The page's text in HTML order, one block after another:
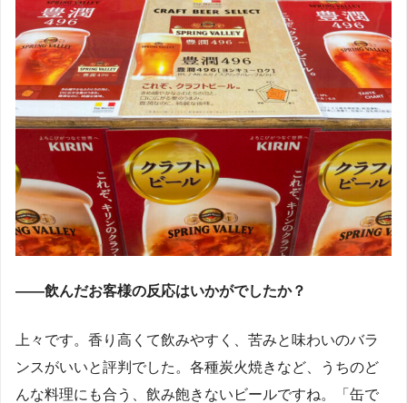
――飲んだお客様の反応はいかがでしたか？
上々です。香り高くて飲みやすく、苦みと味わいのバラ
ンスがいいと評判でした。各種炭火焼きなど、うちのど
んな料理にも合う、飲み飽きないビールですね。「缶で